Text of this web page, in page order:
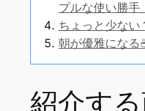
プルな使い勝手
ちょっと少ない
朝が優雅になる
紹介す